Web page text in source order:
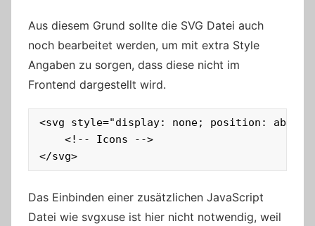
Aus diesem Grund sollte die SVG Datei auch
noch bearbeitet werden, um mit extra Style
Angaben zu sorgen, dass diese nicht im
Frontend dargestellt wird.
<svg style="display: none; position:
    <!-- Icons -->
</svg>
Das Einbinden einer zusätzlichen JavaScript
Datei wie svgxuse ist hier nicht notwendig, weil